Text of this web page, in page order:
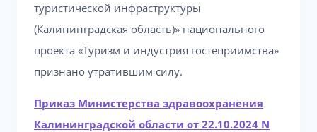
туристической инфраструктуры
(Калининградская область)» национального
проекта «Туризм и индустрия гостеприимства»
признано утратившим силу.
Приказ Министерства здравоохранения
Калининградской области от 22.10.2024 N